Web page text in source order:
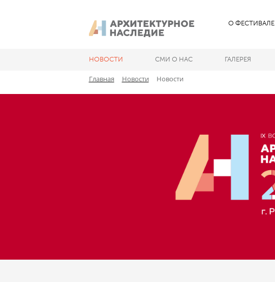
О ФЕСТИВАЛЕ
НОВОСТИ СМИ О НАС ГАЛЕРЕЯ
Главная Новости Новости